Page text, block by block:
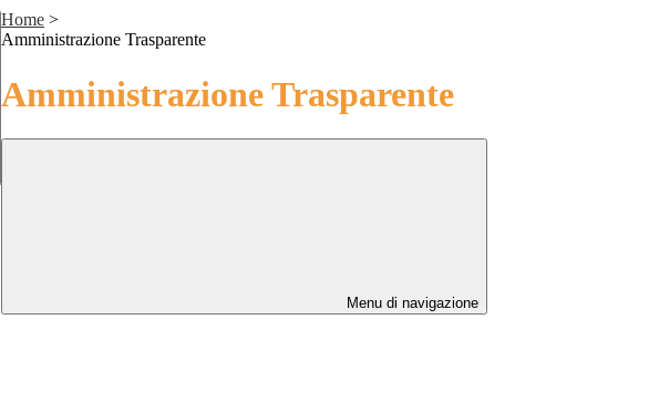
Home >
Amministrazione Trasparente
Amministrazione Trasparente
Menu di navigazione